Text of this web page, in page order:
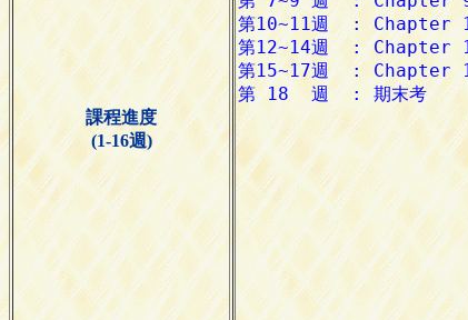
課程進度
(1-16週)